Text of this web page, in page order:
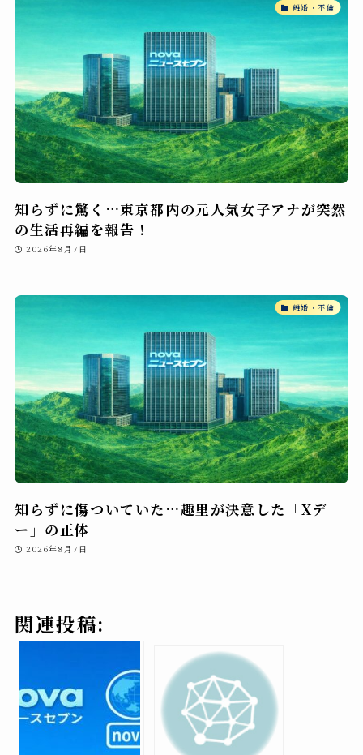
離婚・不倫
知らずに驚く…東京都内の元人気女子アナが突然
の生活再編を報告！
2026年8月7日
離婚・不倫
知らずに傷ついていた…趣里が決意した「Xデ
ー」の正体
2026年8月7日
関連投稿: